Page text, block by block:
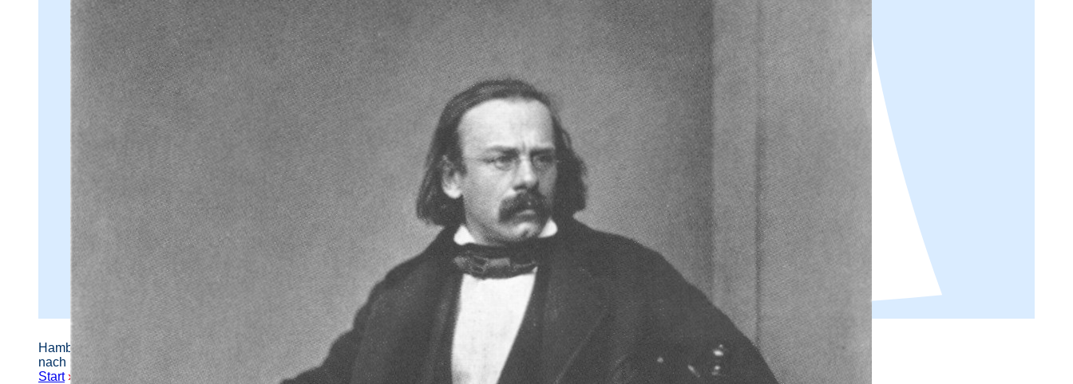
Hamburger Straßennamen -
nach Personen benannt
Start» Erweiterte Suche» Riehlstraße